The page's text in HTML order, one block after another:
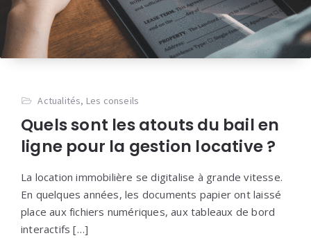
Actualités, Les conseils
Quels sont les atouts du bail en
ligne pour la gestion locative ?
La location immobilière se digitalise à grande vitesse.
En quelques années, les documents papier ont laissé
place aux fichiers numériques, aux tableaux de bord
interactifs […]